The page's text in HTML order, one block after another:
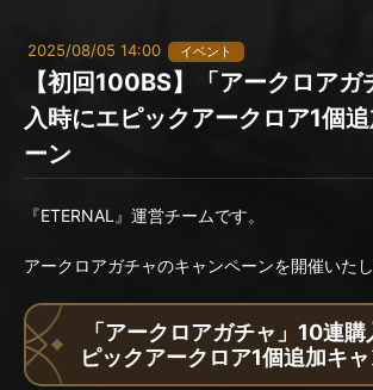
2025/08/05 14:00 イベント
【初回100BS】「アークロア
入時にエピックアークロア1個
ーン
『ETERNAL』運営チームです。
アークロアガチャのキャンペーンを開催いたし
「アークロアガチャ」10連
ピックアークロア1個追加キ